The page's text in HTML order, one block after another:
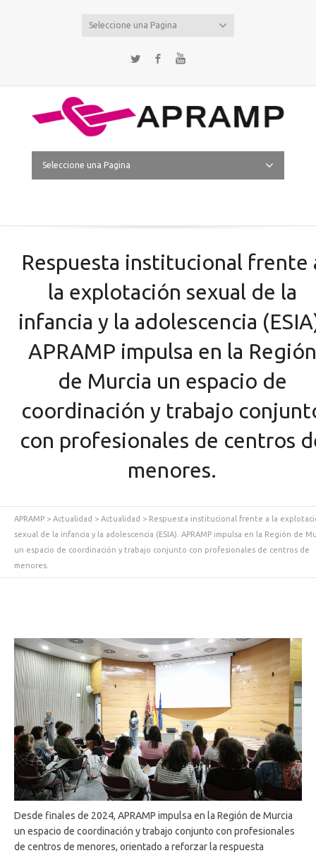
Seleccione una Pagina
Twitter Facebook
Seleccione una Pagina
Respuesta institucional frente
la explotación sexual de la
infancia y la adolescencia
APRAMP impulsa en la Región
de Murcia un espacio de
coordinación y trabajo
con profesionales de centros
menores.
APRAMP > Actualidad > Actualidad > Respuesta institucional frente a la
sexual de la infancia y la adolescencia (ESIA). APRAMP impulsa en la Región de
un espacio de coordinación y trabajo conjunto con profesionales de centros de
menores.
Desde finales de 2024, APRAMP impulsa en la Región de Murcia
un espacio de coordinación y trabajo conjunto con profesionales
de centros de menores, orientado a reforzar la respuesta